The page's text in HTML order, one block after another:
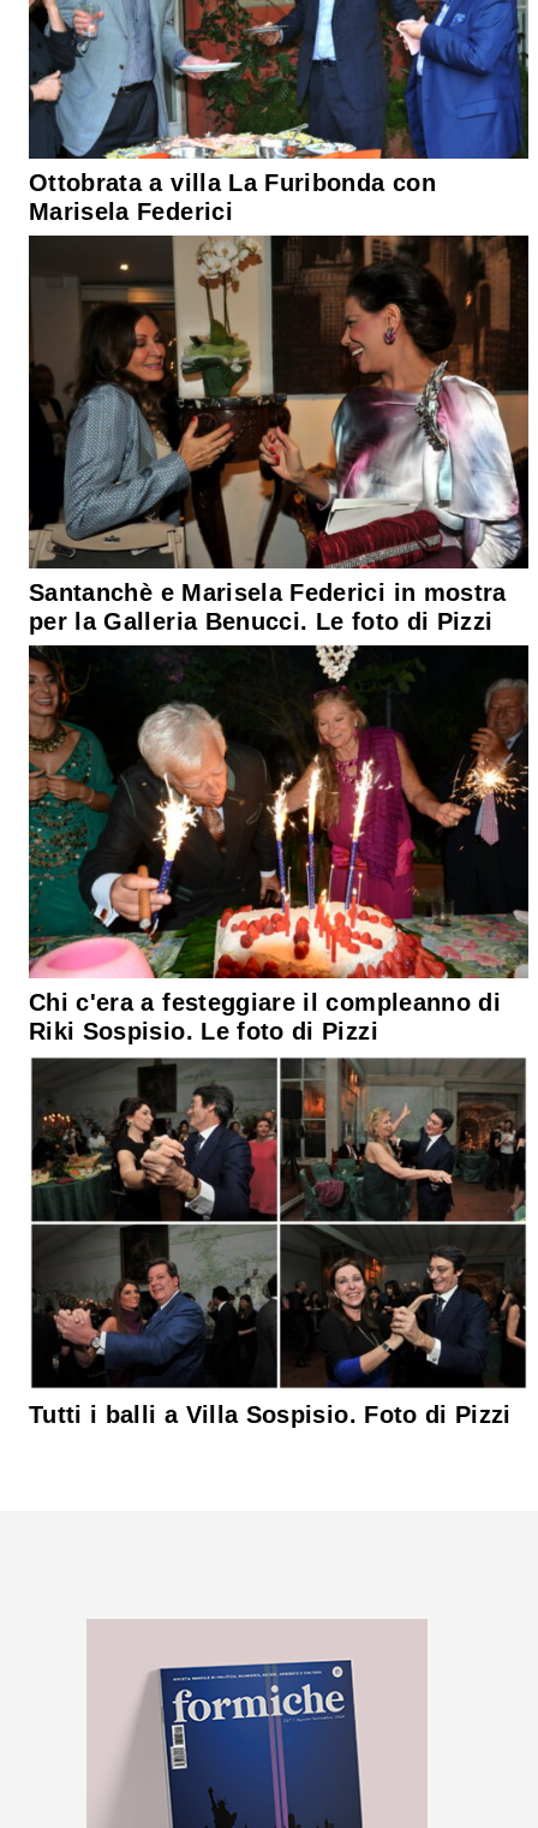
Ottobrata a villa La Furibonda con
Marisela Federici
Santanchè e Marisela Federici in mostra
per la Galleria Benucci. Le foto di Pizzi
Chi c'era a festeggiare il compleanno di
Riki Sospisio. Le foto di Pizzi
Tutti i balli a Villa Sospisio. Foto di Pizzi